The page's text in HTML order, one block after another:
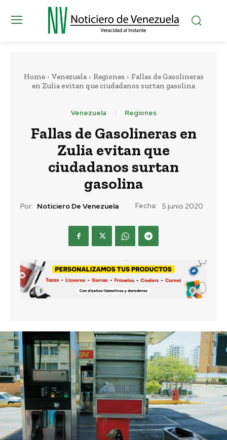
Home Venezuela Regiones
Fallas de Gasolineras
en Zulia evitan que ciudadanos surtan gasolina
Venezuela Regiones
Fallas de Gasolineras en
Zulia evitan que
ciudadanos surtan
gasolina
Por: Noticiero De Venezuela Fecha: 5 junio 2020